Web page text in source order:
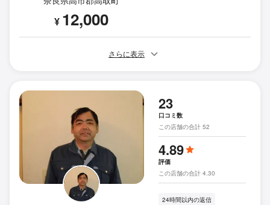
¥ 12,000
さらに表示
23
口コミ数
この店舗の合計 52
4.89
評価
この店舗の合計 4.30
24時間以内の返信